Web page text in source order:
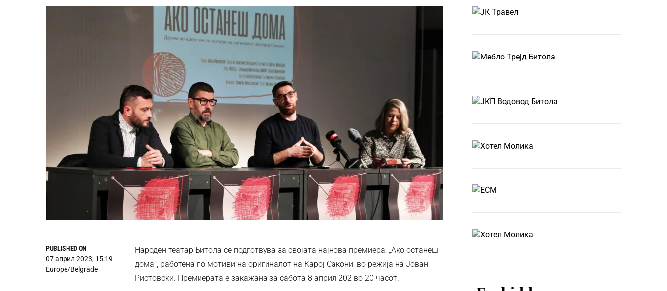
PUBLISHED ON
07 април 2023, 15:19
Europe/Belgrade
Народен театар Битола се подготвува за својата најнова премиера, „Ако останеш
дома“, работена по мотиви на оригиналот на Карој Сакони, во режија на Јован
Ристовски. Премиерата е закажана за сабота 8 април 202 во 20 часот.